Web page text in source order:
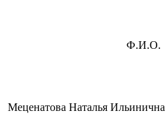
Ф.И.О.
Меценатова Наталья Ильинична